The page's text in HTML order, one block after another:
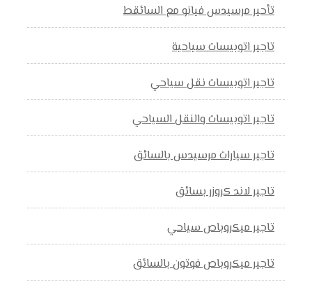
تأحير مرسيدس فيانو مع السائقط
تاجير اتوبيسات سياحية
تاجير اتوبيسات نقل سياحي
تاجير اتوبيسات والنقل السياحي
تاجير سيارات مرسيدس بالسائق
تاجير لاند كروزر بسائق
تاجير ميكروباص سياحي
تاجير ميكروباص فوتون بالسائق